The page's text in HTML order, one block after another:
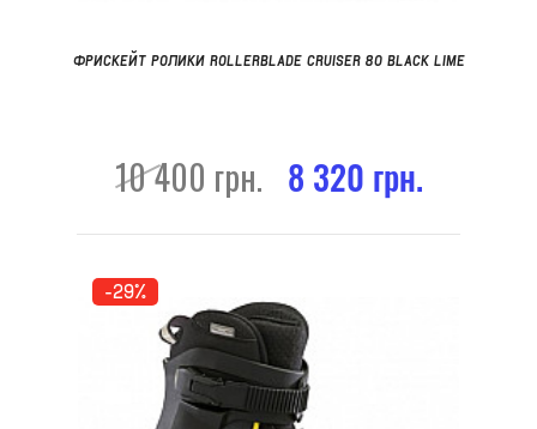
ФРИСКЕЙТ РОЛИКИ ROLLERBLADE CRUISER 80 BLACK LIME
10 400 грн. 8 320 грн.
-29%